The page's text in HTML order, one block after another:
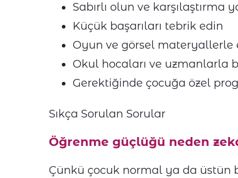
Sabırlı olun ve karşılaştırma
Küçük başarıları tebrik edin
Oyun ve görsel
Okul hocaları ve uzmanlarla
Gerektiğinde çocuğa özel
Sıkça Sorulan Sorular
Öğrenme güçlüğü neden zeka
Çünkü çocuk normal ya da üstün